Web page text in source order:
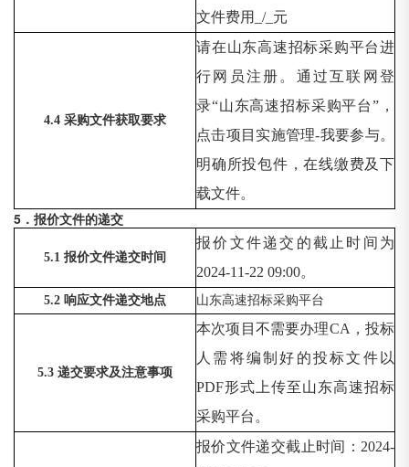
文件费用_/_元
4.4 采购文件获取要求
请在山东高速招标采购平台进
行网员注册。通过互联网登
录“山东高速招标采购平台”，
点击项目实施管理-我要参与。
明确所投包件，在线缴费及下
载文件。
5．报价文件的递交
5.1 报价文件递交时间
报价文件递交的截止时间为
2024-11-22 09:00。
5.2 响应文件递交地点 山东高速招标采购平台
5.3 递交要求及注意事项
本次项目不需要办理CA，投标
人需将编制好的投标文件以
PDF形式上传至山东高速招标
采购平台。
报价文件递交截止时间： 2024-